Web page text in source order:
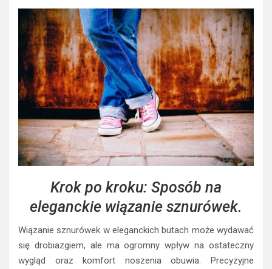
Krok po kroku: Sposób na
eleganckie wiązanie sznurówek.
Wiązanie sznurówek w eleganckich butach może wydawać
się drobiazgiem, ale ma ogromny wpływ na ostateczny
wygląd oraz komfort noszenia obuwia. Precyzyjne